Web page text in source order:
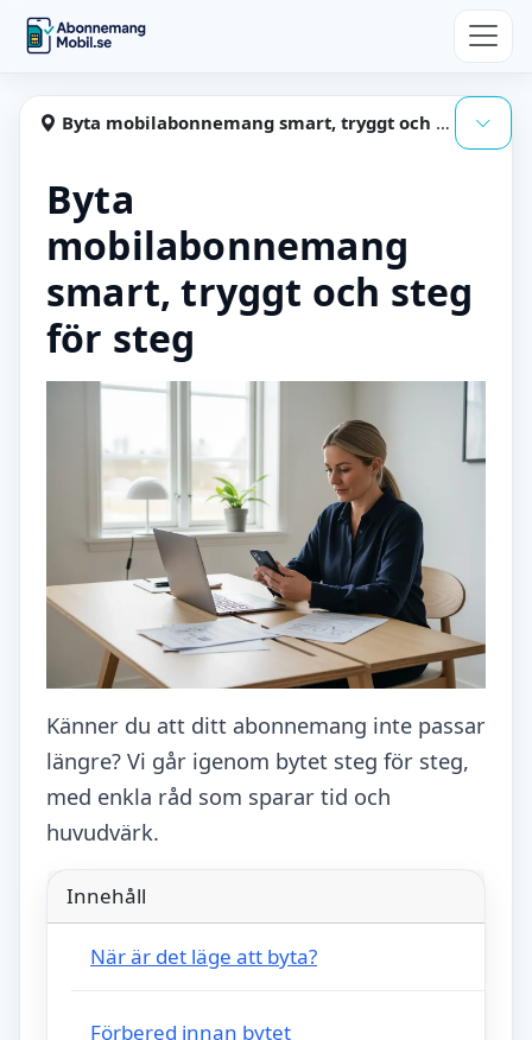
Hoppa till huvudinnehåll
Abonnemangmobil
Byta mobilabonnemang smart, tryggt och steg för steg
Byta
mobilabonnemang
smart, tryggt och steg
för steg
Känner du att ditt abonnemang inte passar
längre? Vi går igenom bytet steg för steg,
med enkla råd som sparar tid och
huvudvärk.
Innehåll
När är det läge att byta?
Förbered innan bytet